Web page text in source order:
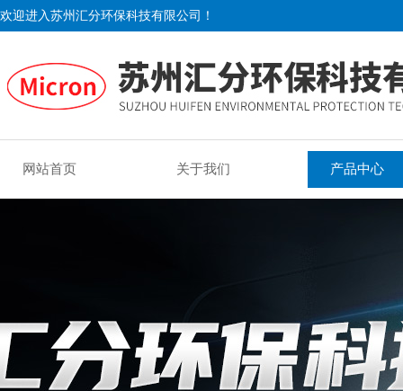
欢迎进入苏州汇分环保科技有限公司！
网站首页 关于我们 产品中心